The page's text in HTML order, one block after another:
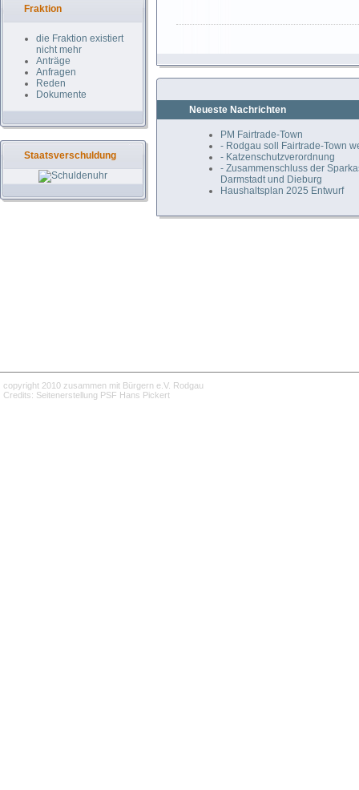
Fraktion
die Fraktion existiert
nicht mehr
Anträge
Anfragen
Reden
Dokumente
Staatsverschuldung
Neueste Nachrichten
PM Fairtrade-Town
- Rodgau soll Fairtrade-Town
- Katzenschutzverordnung
- Zusammenschluss der
Darmstadt und Dieburg
Haushaltsplan 2025 Entwurf
copyright 2010 zusammen mit Bürgern e.V. Rodgau
Credits: Seitenerstellung PSF Hans Pickert